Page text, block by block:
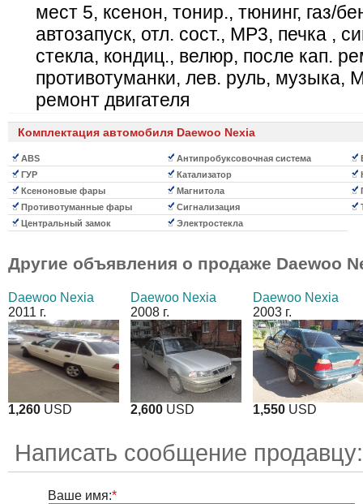
мест 5, ксенон, тонир., тюнинг, газ/
автозапуск, отл. сост., MP3, печка ,
стекла, кондиц., велюр, после кап.
противотуманки, лев. руль, музыка,
ремонт двигателя
Комплектация автомобиля Daewoo Nexia
ABS Антипробуксовочная система
ГУР
Катализатор
Ксеноновые фары
Магнитола
Противотуманные фары
Сигнализация
Центральный замок
Электростекла
Другие объявления о продаже Daewoo
Daewoo Nexia
2011 г.
1,260 USD
Daewoo Nexia
2008 г.
2,600 USD
Daewoo Nexia
2003 г.
1,550 USD
Написать сообщение
Ваше имя:*